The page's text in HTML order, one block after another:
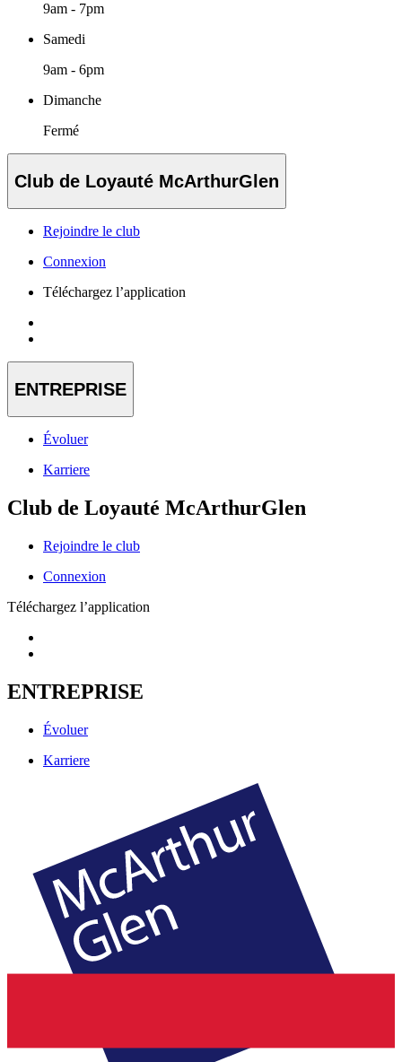
9am - 7pm
Samedi
9am - 6pm
Dimanche
Fermé
Club de Loyauté McArthurGlen
Rejoindre le club
Connexion
Téléchargez l’application
ENTREPRISE
Évoluer
Karriere
Club de Loyauté McArthurGlen
Rejoindre le club
Connexion
Téléchargez l’application
ENTREPRISE
Évoluer
Karriere